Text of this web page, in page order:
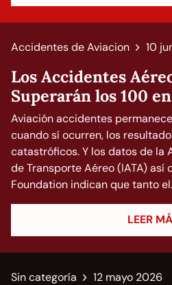
Accidentes de Aviacion 10
Los Accidentes
Superarán los 100
Aviación accidentes
cuando sí ocurren, los
catastróficos. Y los datos de la
de Transporte Aéreo (IATA) así
Foundation indican que tanto
LEER
Sin categoría 12 mayo 2026